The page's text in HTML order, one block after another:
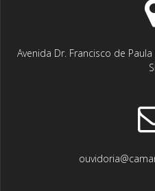
Avenida Dr. Francisco de